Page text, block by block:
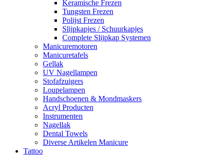
Keramische Frezen
Tungsten Frezen
Polijst Frezen
Slijpkapjes / Schuurkapjes
Complete Slijpkap Systemen
Manicuremotoren
Manicuretafels
Gellak
UV Nagellampen
Stofafzuigers
Loupelampen
Handschoenen & Mondmaskers
Acryl Producten
Instrumenten
Nagellak
Dental Towels
Diverse Artikelen Manicure
Tattoo